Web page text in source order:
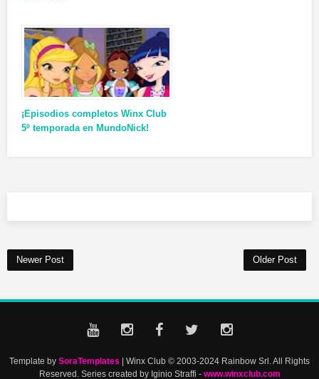
¡Episodios completos Winx Club
5º temporada en MundoNick!
Newer Post Older Post
Template by SoraTemplates | Winx Club © 2003-2024 Rainbow Srl. All Rights
Reserved. Series created by Iginio Straffi - www.winxclub.com